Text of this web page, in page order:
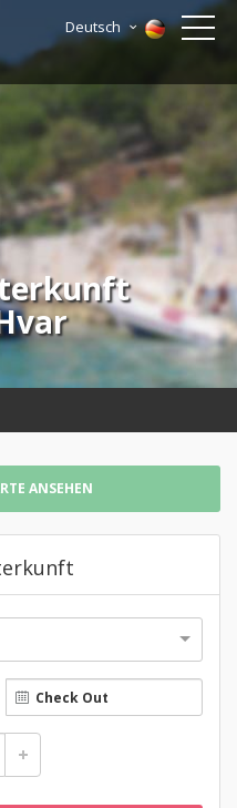
Deutsch
ANSEHEN